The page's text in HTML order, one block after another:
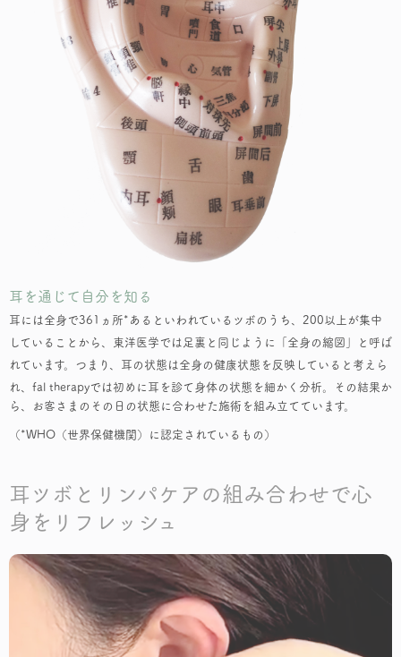
耳を通じて自分を知る
耳には全身で361ヵ所*あるといわれているツボのうち、200以上が集中
していることから、東洋医学では足裏と同じように「全身の縮図」と呼ば
れています。つまり、耳の状態は全身の健康状態を反映していると考えら
れ、fal therapyでは初め に耳を診て身体の状態を細かく分析。その結果か
ら、お客さまのその日の状態に合わせた施術を組み立てています。
（*WHO（世界保健機関）に認定されているもの）
耳ツボとリンパケアの組み合わせで心
身をリフレッシュ